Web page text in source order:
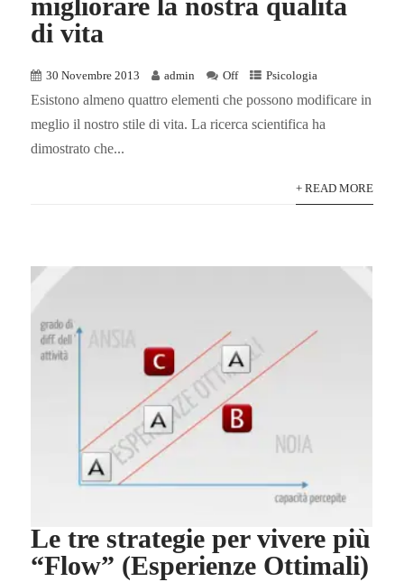
di vita
30 Novembre 2013 admin Off Psicologia
Esistono almeno quattro elementi che possono modificare in
meglio il nostro stile di vita. La ricerca scientifica ha
dimostrato che...
+ READ MORE
Le tre strategie per vivere più
“Flow” (Esperienze Ottimali)